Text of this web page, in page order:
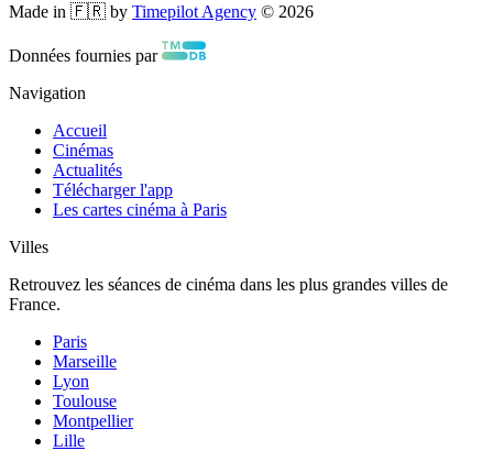
Made in 🇫🇷 by Timepilot Agency © 2026
Données fournies par
Navigation
Accueil
Cinémas
Actualités
Télécharger l'app
Les cartes cinéma à Paris
Villes
Retrouvez les séances de cinéma dans les plus grandes villes de
France.
Paris
Marseille
Lyon
Toulouse
Montpellier
Lille